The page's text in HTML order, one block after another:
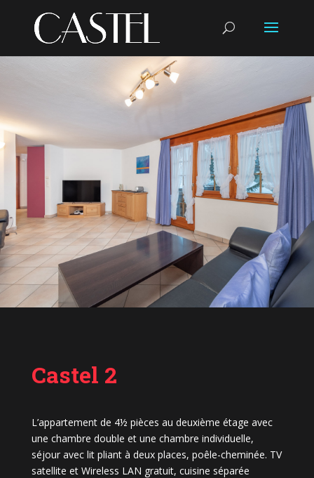
Castel 2
L’appartement de 4½ pièces au deuxième étage avec
une chambre double et une chambre individuelle,
séjour avec lit pliant à deux places, poêle-cheminée. TV
satellite et Wireless LAN gratuit, cuisine séparée